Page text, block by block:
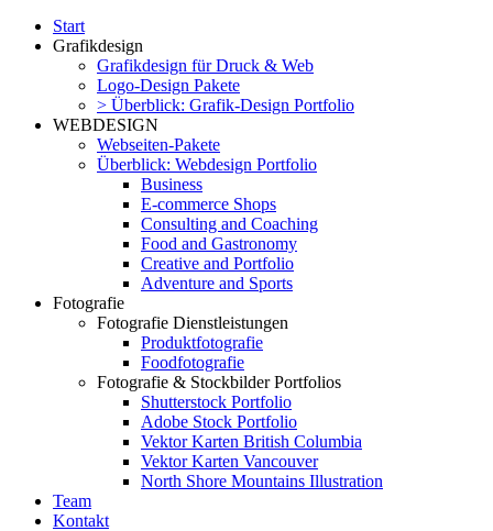
windowStart
Grafikdesign
Grafikdesign für Druck & Web
Logo-Design Pakete
> Überblick: Grafik-Design Portfolio
WEBDESIGN
Webseiten-Pakete
Überblick: Webdesign Portfolio
Business
E-commerce Shops
Consulting and Coaching
Food and Gastronomy
Creative and Portfolio
Adventure and Sports
Fotografie
Fotografie Dienstleistungen
Produktfotografie
Foodfotografie
Fotografie & Stockbilder Portfolios
Shutterstock Portfolio
Adobe Stock Portfolio
Vektor Karten British Columbia
Vektor Karten Vancouver
North Shore Mountains Illustration
Team
Kontakt